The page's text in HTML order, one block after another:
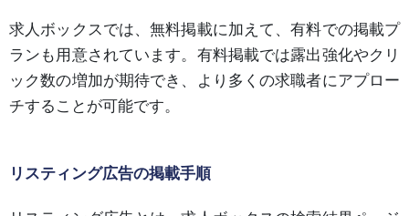
求人ボックスでは、無料掲載に加えて、有料での掲載プ
ランも用意されています。有料掲載では露出強化やクリ
ック数の増加が期待でき、より多くの求職者にアプロー
チすることが可能です。
リスティング広告の掲載手順